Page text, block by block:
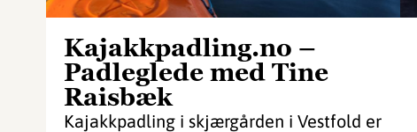
Kajakkpadling.no –
Padleglede med Tine
Raisbæk
Kajakkpadling i skjærgården i Vestfold er